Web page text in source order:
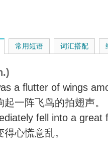
颤，颤振
动
，振（翼），鼓（翼）
使）颤动
使不安，不宁，坐立不
动
，翩翩飞舞
乱，使焦急，使激动，
：
a flutter of wings
起一阵飞鸟的拍翅声。
fell into a great
心慌意乱。
caused a flutter
常用短语 词汇搭配